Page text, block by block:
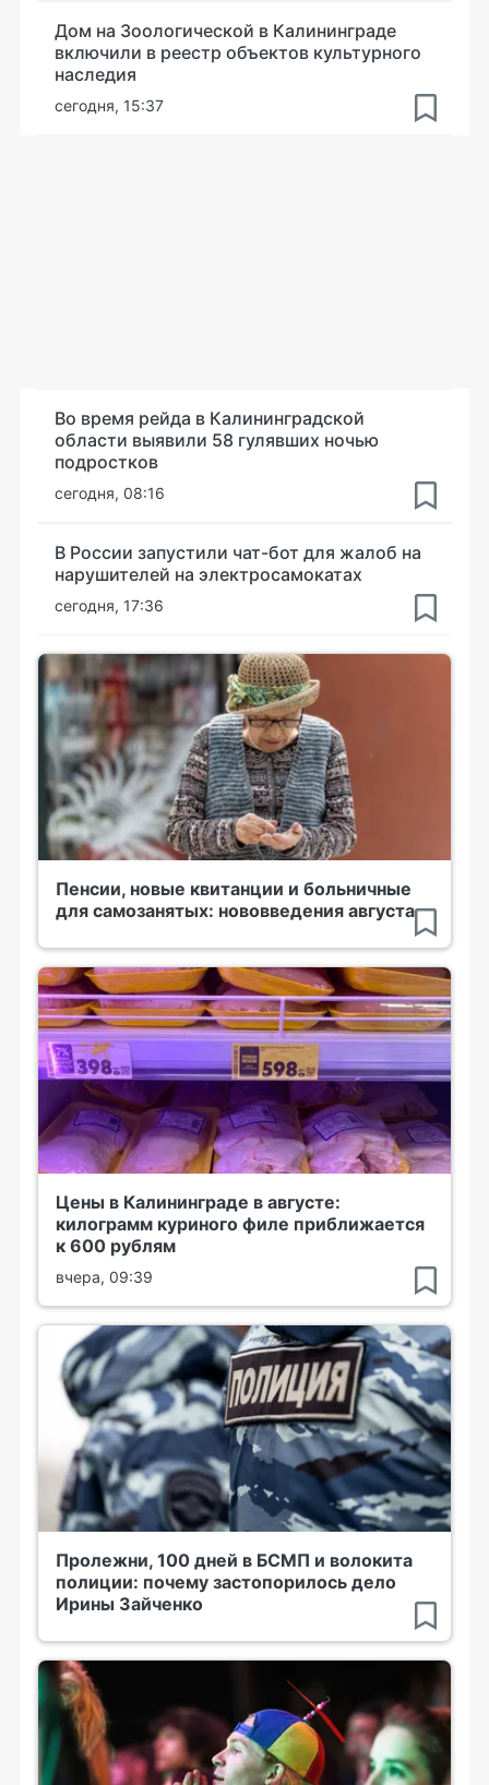
Дом на Зоологической в Калининграде
включили в реестр объектов культурного
наследия
сегодня, 15:37
Во время рейда в Калининградской
области выявили 58 гулявших ночью
подростков
сегодня, 08:16
В России запустили чат-бот для жалоб на
нарушителей на электросамокатах
сегодня, 17:36
Пенсии, новые квитанции и больничные
для самозанятых: нововведения августа
Цены в Калининграде в августе:
килограмм куриного филе приближается
к 600 рублям
вчера, 09:39
Пролежни, 100 дней в БСМП и волокита
полиции: почему застопорилось дело
Ирины Зайченко